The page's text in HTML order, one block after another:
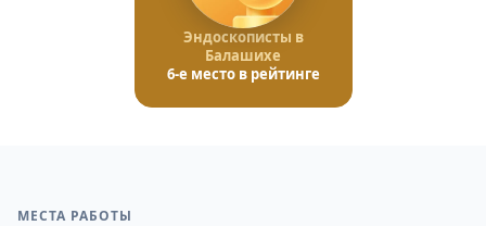
Эндоскописты в
Балашихе
6-е место в рейтинге
МЕСТА РАБОТЫ